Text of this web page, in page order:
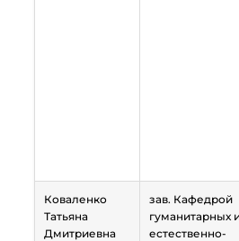
Коваленко
Татьяна
Дмитриевна
зав. Кафедрой
гуманитарных
естественно-